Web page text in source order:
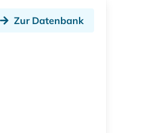
Zur Datenbank